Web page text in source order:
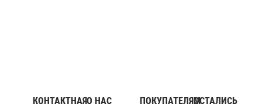
КОНТАКТНАЯО НАС ПОКУПАТЕЛЯМОСТАЛИСЬ